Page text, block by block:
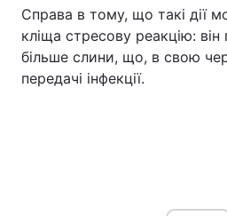
Справа в тому, що такі дії
кліща стресову реакцію: він
більше слини, що, в свою
передачі інфекції.